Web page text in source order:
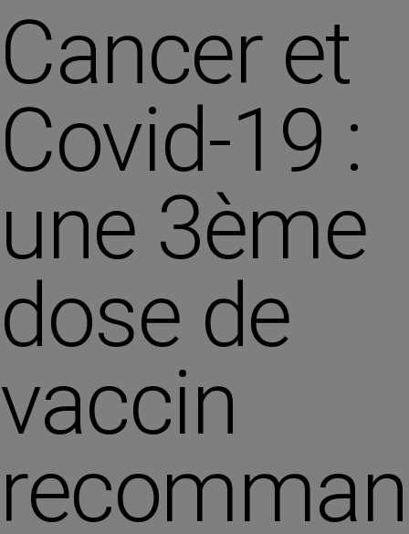
Cancer et
Covid-19 :
une 3ème
dose de
vaccin